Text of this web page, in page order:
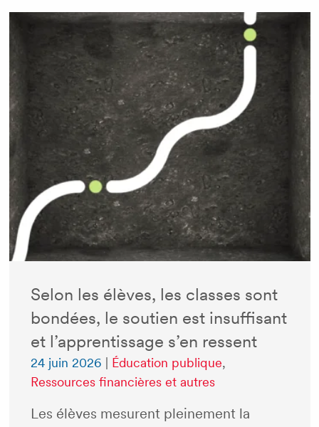
Selon les élèves, les classes sont
bondées, le soutien est insuffisant
et l’apprentissage s’en ressent
24 juin 2026 Éducation publique,
Ressources financières et autres
Les élèves mesurent pleinement la